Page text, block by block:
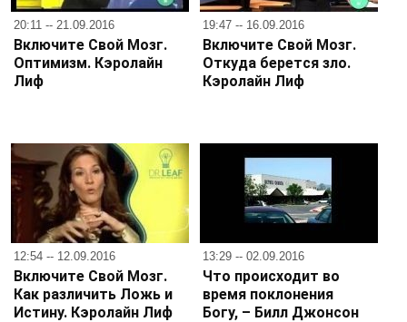
20:11 -- 21.09.2016
Включите Свой Мозг.
Оптимизм. Кэролайн
Лиф
19:47 -- 16.09.2016
Включите Свой Мозг.
Откуда берется зло.
Кэролайн Лиф
12:54 -- 12.09.2016
Включите Свой Мозг.
Как различить Ложь и
Истину. Кэролайн Лиф
13:29 -- 02.09.2016
Что происходит во
время поклонения
Богу, – Билл Джонсон